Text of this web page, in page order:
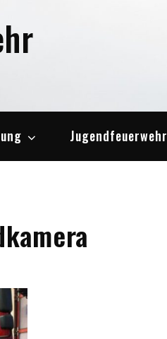
Jugendfeuerwehr